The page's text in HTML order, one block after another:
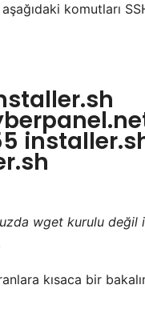
komutları
wget kurulu değil
kısaca bir